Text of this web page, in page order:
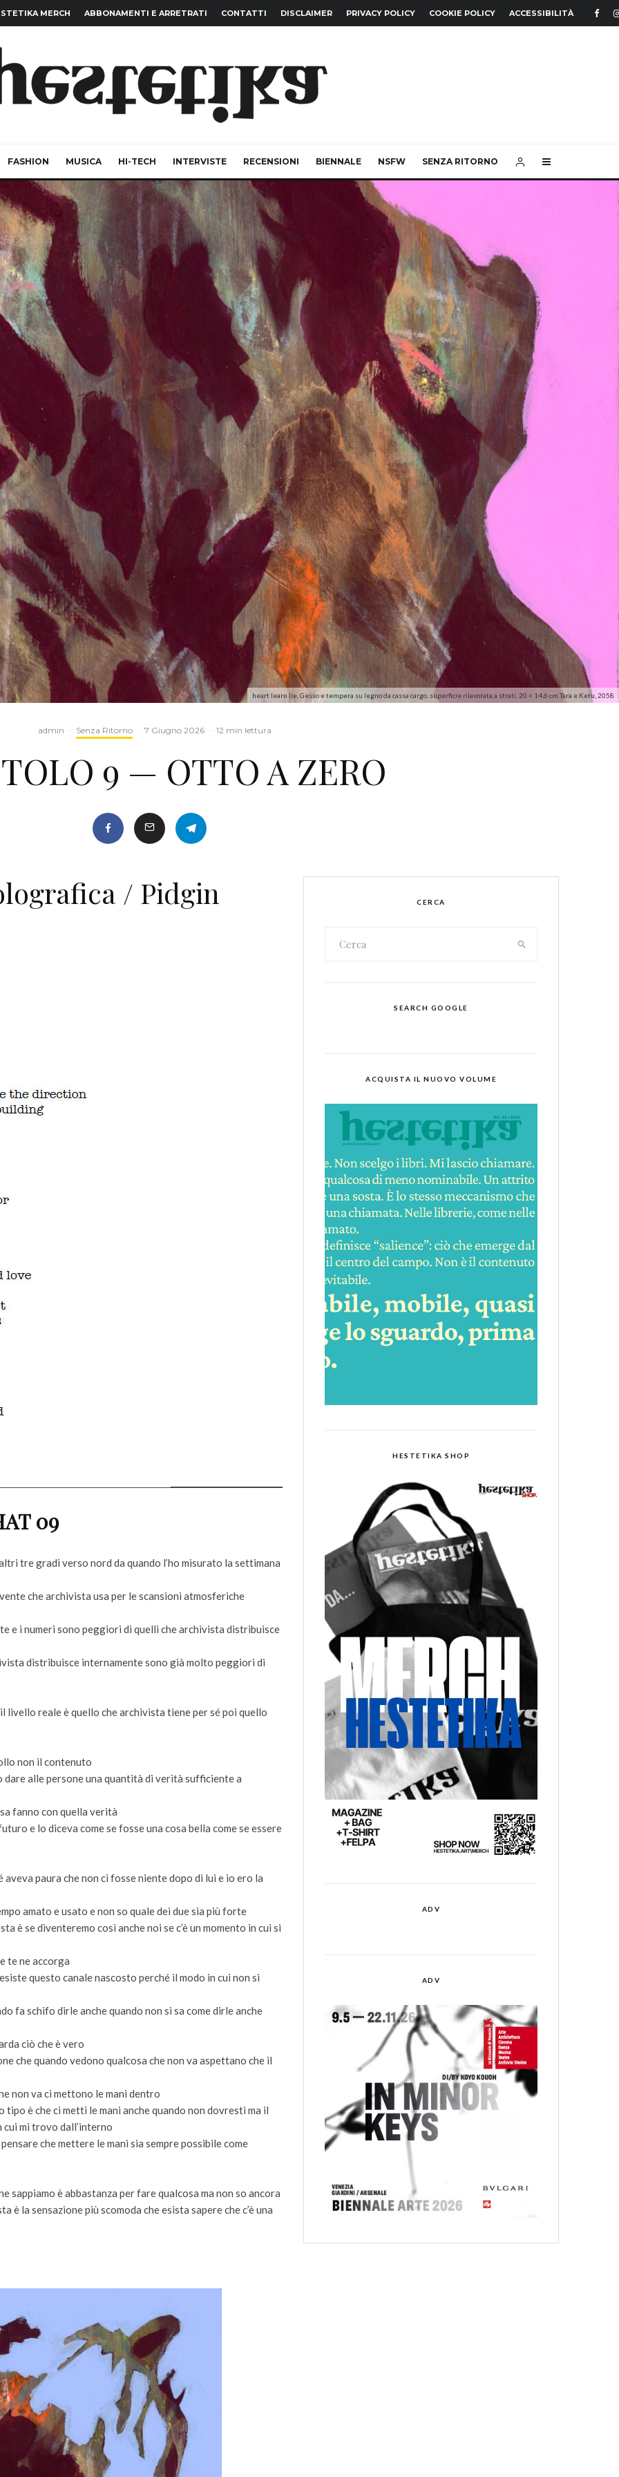
MERCH ABBONAMENTI E ARRETRATI CONTATTI DISCLAIMER PRIVACY POLICY COOKIE POLICY ACCESSIBILITÀ
FASHION MUSICA HI-TECH INTERVISTE RECENSIONI BIENNALE NSFW SENZA RITORNO
heart learn lie, Gesso e tempera su legno da cassa cargo, superficie rilavorata a strati, 20 × 14,6 cm Tara e Ketu, 2058
admin · Senza Ritorno · 7 Giugno 2026 · 12 min lettura
9 — OTTO A ZERO
/ Pidgin
09
tre gradi verso nord da quando l’ho misurato la settimana
che archivista usa per le scansioni atmosferiche
e i numeri sono peggiori di quelli che archivista distribuisce
distribuisce internamente sono già molto peggiori di
reale è quello che archivista tiene per sé poi quello
non il contenuto
alle persone una quantità di verità sufficiente a
fanno con quella verità
e lo diceva come se fosse una cosa bella come se essere
paura che non ci fosse niente dopo di lui e io ero la
amato e usato e non so quale dei due sia più forte
è se diventeremo così anche noi se c’è un momento in cui si
te ne accorga
questo canale nascosto perché il modo in cui non si
fa schifo dirle anche quando non si sa come dirle anche
ciò che è vero
che quando vedono qualcosa che non va aspettano che il
non va ci mettono le mani dentro
è che ci metti le mani anche quando non dovresti ma il
mi trovo dall’interno
che mettere le mani sia sempre possibile come
sappiamo è abbastanza per fare qualcosa ma non so ancora
è la sensazione più scomoda che esista sapere che c’è una
CERCA
SEARCH GOOGLE
ACQUISTA IL NUOVO VOLUME
HESTETIKA SHOP
ADV
ADV